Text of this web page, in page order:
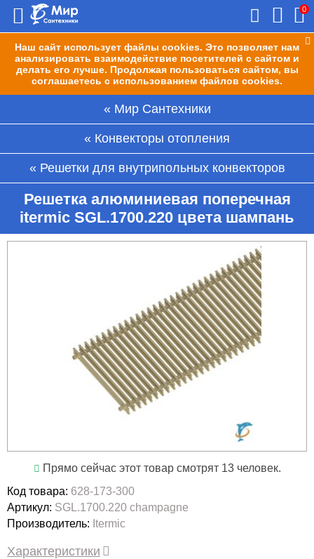
Наш сайт использует файлы cookies. Это позволяет нам
анализировать взаимодействие посетителей с сайтом и
делать его лучше. Продолжая пользоваться сайтом, вы
соглашаетесь с использованием файлов cookies.
0
Мир Сантехники
Конвекторы отопления
Решетки для внутрипольных конвекторов
Решетка алюминиевая поперечная
itermic SGL.1700.220 цвета шампань
Прямо сейчас этот товар смотрят 13 человек.
Код товара: 628-173-300
Артикул: SGL.1700.220 champagne
Производитель: Itermic
Характеристики